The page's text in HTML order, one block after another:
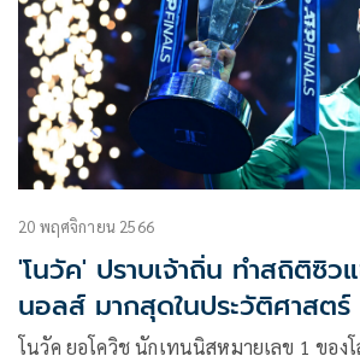
20 พฤศจิกายน 2566
'โนวัค' ปราบเจ้าถิ่น ทำสถิติซิ
นอลส์ มากสุดในประวัติศาสตร์
โนวัค ยอโควิช นักเทนนิสหมายเลข 1 ของโ